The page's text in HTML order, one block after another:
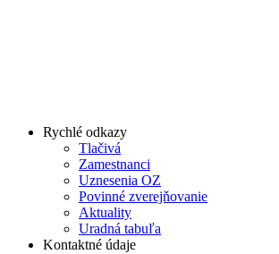
Rychlé odkazy
Tlačivá
Zamestnanci
Uznesenia OZ
Povinné zverejňovanie
Aktuality
Uradná tabuľa
Kontaktné údaje